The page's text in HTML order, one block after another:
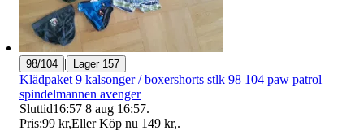
98/104 | Lager 157
Klädpaket 9 kalsonger / boxershorts stlk 98 104 paw patrol
spindelmannen avenger
Sluttid16:57 8 aug 16:57.
Pris:99 kr,Eller Köp nu 149 kr,.